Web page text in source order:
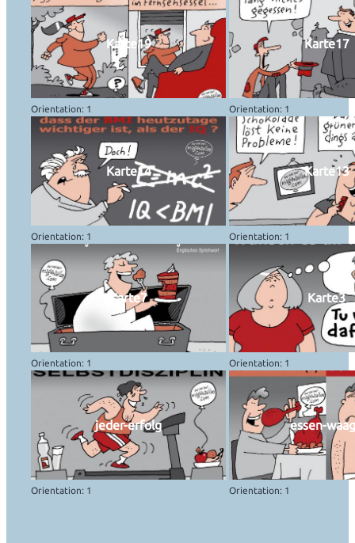
Karte19
Orientation: 1
Karte17
Orientation: 1
Karte14
Orientation: 1
Karte13
Orientation: 1
Karte7
Orientation: 1
Karte3
Orientation: 1
jeder-erfolg
Orientation: 1
essen-
Orientation: 1